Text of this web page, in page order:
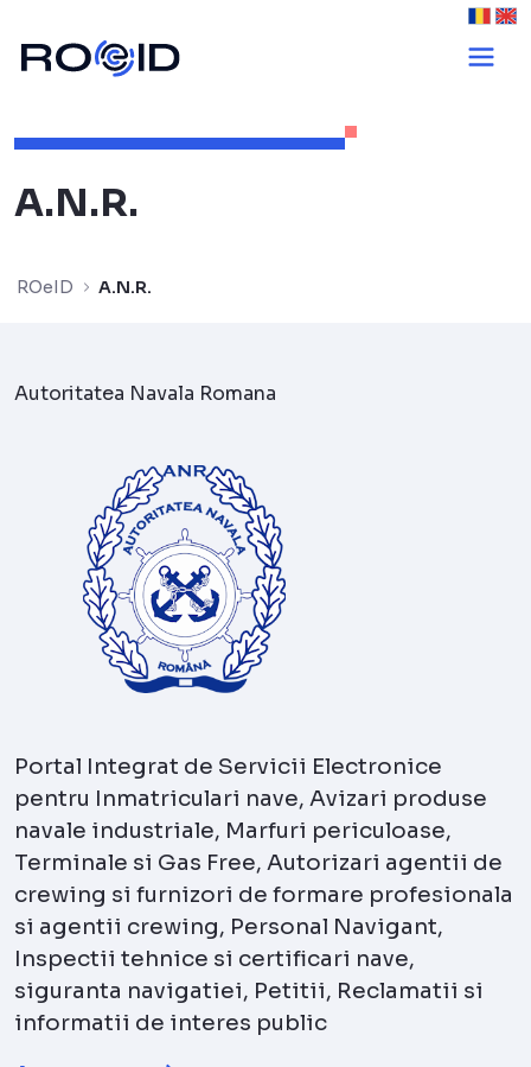
A.N.R. - ROeID
A.N.R.
ROeID A.N.R.
Autoritatea Navala Romana
Portal Integrat de Servicii Electronice
pentru Inmatriculari nave, Avizari produse
navale industriale, Marfuri periculoase,
Terminale si Gas Free, Autorizari agentii de
crewing si furnizori de formare profesionala
si agentii crewing, Personal Navigant,
Inspectii tehnice si certificari nave,
siguranta navigatiei, Petitii, Reclamatii si
informatii de interes public